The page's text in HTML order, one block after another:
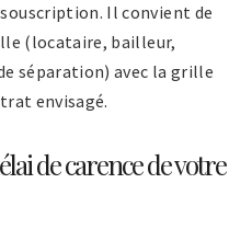
Il convient de
(locataire, bailleur,
séparation) avec la grille
envisagé.
de carence de votre